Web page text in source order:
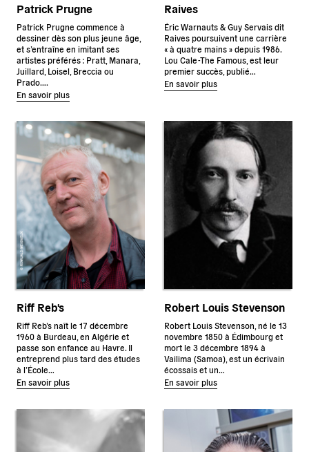
Patrick Prugne
Patrick Prugne commence à
dessiner dès son plus jeune âge,
et s’entraîne en imitant ses
artistes préférés : Pratt, Manara,
Juillard, Loisel, Breccia ou
Prado….
En savoir plus
Raives
Éric Warnauts & Guy Servais dit
Raives poursuivent une carrière
« à quatre mains » depuis 1986.
Lou Cale-The Famous, est leur
premier succès, publié…
En savoir plus
Riff Reb's
Riff Reb’s naît le 17 décembre
1960 à Burdeau, en Algérie et
passe son enfance au Havre. Il
entreprend plus tard des études
à l’École…
En savoir plus
Robert Louis Stevenson
Robert Louis Stevenson, né le 13
novembre 1850 à Édimbourg et
mort le 3 décembre 1894 à
Vailima (Samoa), est un écrivain
écossais et un…
En savoir plus